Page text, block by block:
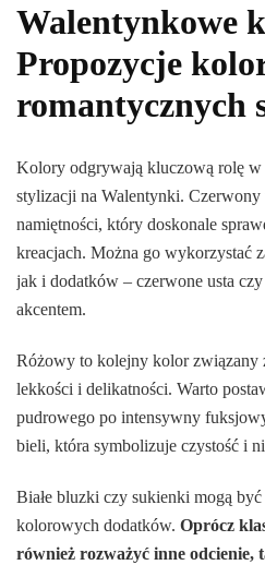
Walentynkowe
Propozycje
romantycznych
Kolory odgrywają kluczową rolę
stylizacji na Walentynki.
namiętności, który doskonale
kreacjach. Można go wykorzystać
jak i dodatków – czerwone usta
akcentem.
Różowy to kolejny kolor związany
lekkości i delikatności. Warto
pudrowego po intensywny
bieli, która symbolizuje czystość i
Białe bluzki czy sukienki mogą być
kolorowych dodatków. Oprócz
również rozważyć inne odcienie,